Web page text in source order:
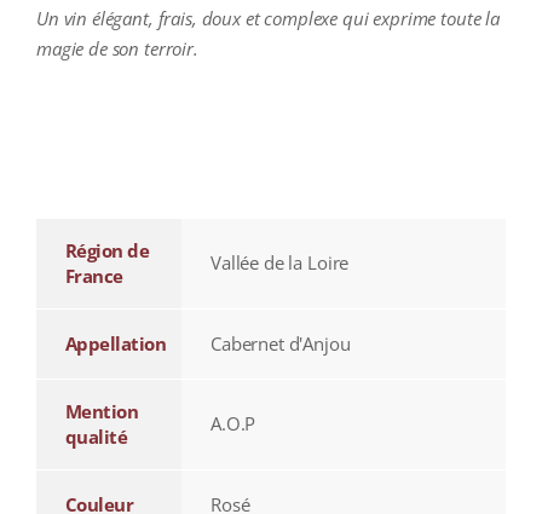
Un vin élégant, frais, doux et complexe qui exprime toute la
magie de son terroir.
Région de
France
Vallée de la Loire
Appellation Cabernet d'Anjou
Mention
qualité
A.O.P
Couleur Rosé